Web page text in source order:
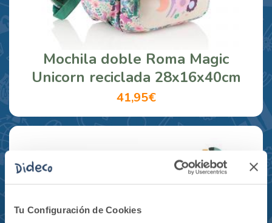
Tu Configuración de Cookies
Mochila doble Roma Magic
Unicorn reciclada 28x16x40cm
41,95€